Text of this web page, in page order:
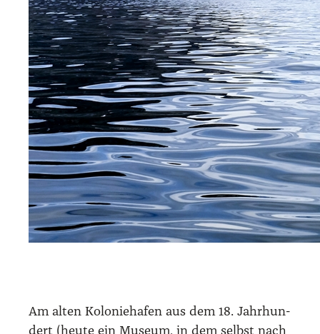
Am alten Kolo­nie­ha­fen aus dem 18. Jahr­hun­
dert (heu­te ein Muse­um, in dem selbst nach